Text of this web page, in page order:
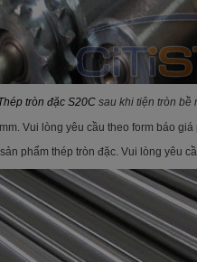
tròn đặc S20C sau khi tiện tròn bề
Vui lòng yêu cầu theo form báo giá
phẩm thép tròn đặc. Vui lòng yêu